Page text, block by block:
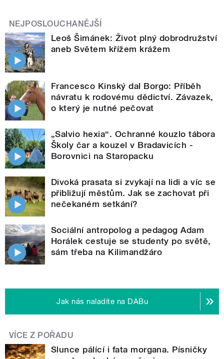
NEJPOSLOUCHANĚJŠÍ
Leoš Šimánek: Život plný dobrodružství
aneb Světem křížem krážem
Francesco Kinský dal Borgo: Příběh
návratu k rodovému dědictví. Závazek,
o který je nutné pečovat
„Salvio hexia“. Ochranné kouzlo tábora
Školy čar a kouzel v Bradavicích -
Borovnici na Staropacku
Divoká prasata si zvykají na lidi a víc se
přibližují městům. Jak se zachovat při
nečekaném setkání?
Sociální antropolog a pedagog Adam
Horálek cestuje se studenty po světě,
sám třeba na Kilimandžáro
Jak nás naladíte na DABu
VÍCE Z POŘADU
Slunce pálící i fata morgana. Písničky